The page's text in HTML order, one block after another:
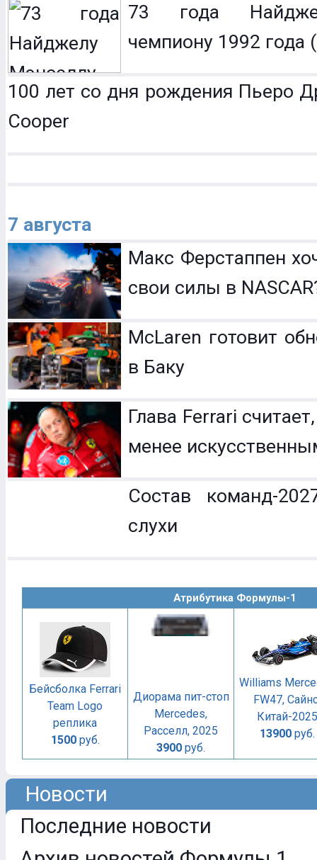
73 года
чемпиону 1992 года
100 лет со дня рождения Пьеро
Cooper
7 августа
Макс Ферстаппен
свои силы в
McLaren готовит
в Баку
Глава Ferrari
менее
Состав команд-
слухи
Атрибутика Формулы-1
Бейсболка Ferrari
Team Logo
реплика
1500руб.
Диорама пит-стоп
Mercedes,
Расселл, 2025
3900 руб.
Williams
FW47,
Китай-2025
13900руб.
Новости
Последние новости